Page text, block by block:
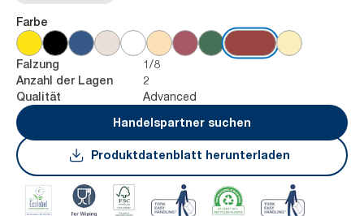
Farbe
Falzung 1/8
Anzahl der Lagen 2
Qualität
Advanced
Handelspartner suchen
Produktdatenblatt herunterladen